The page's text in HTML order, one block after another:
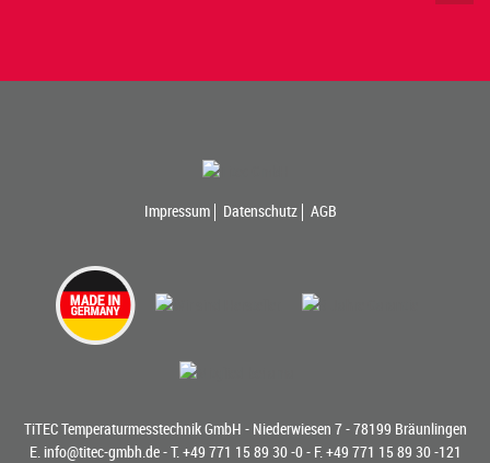
Impressum Datenschutz AGB
TiTEC Temperaturmesstechnik GmbH - Niederwiesen 7 - 78199 Bräunlingen
E. info@titec-gmbh.de- T. +49 771 15 89 30 -0- F. +49 771 15 89 30 -121